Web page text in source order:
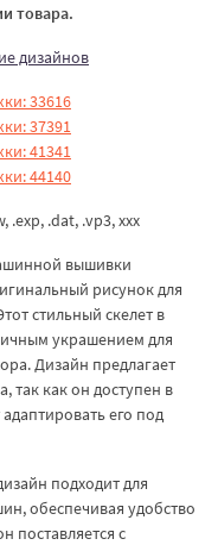
товара.
дизайнов
33616
37391
41341
44140
.exp, .dat, .vp3, xxx
вышивки
рисунок для
стильный скелет в
украшением для
Дизайн предлагает
так как он доступен в
его под
подходит для
обеспечивая удобство
поставляется с